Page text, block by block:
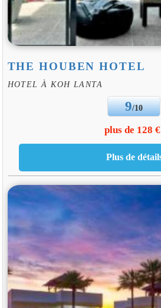
THE HOUBEN HOTEL
HOTEL À KOH LANTA
9/10
plus de 128 €